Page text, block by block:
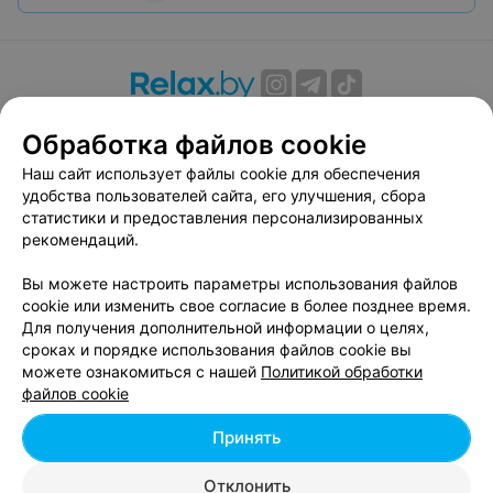
Вакансии
Публичный договор
Способы оплаты
Публичный договор по использованию сервиса
«Афиша»
Пользовательское соглашение
Связаться по вопросам сотрудничества
Написать руководителю relax.by
Персональные настройки cookie
Обработка персональных данных
Обработка файлов cookie
Наш сайт использует файлы cookie для обеспечения
удобства пользователей сайта, его улучшения, сбора
статистики и предоставления персонализированных
рекомендаций.
Вы можете настроить параметры использования файлов
cookie или изменить свое согласие в более позднее время.
Для получения дополнительной информации о целях,
сроках и порядке использования файлов cookie вы
можете ознакомиться с нашей Политикой обработки
файлов cookie
Отклонить
Принять